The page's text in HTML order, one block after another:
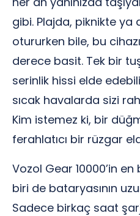
gibi. Plajda, piknikte
otururken bile, bu
derece basit. Tek bir
serinlik hissi elde
sıcak havalarda sizi
Kim istemez ki, bir
ferahlatıcı bir rüzgar
Vozol Gear 10000’in
biri de bataryasının
Sadece birkaç saat